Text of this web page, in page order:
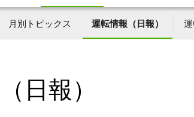
月別トピックス 運転情報（日報） 運
日報）